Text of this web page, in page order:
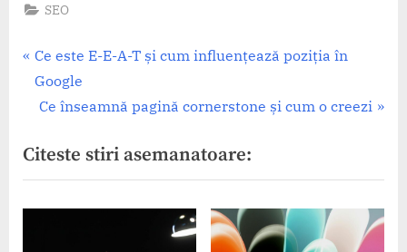
SEO
Navigare
în
P
r
e
i
o
u
Ce este E-E-A-T și cum influențează poziția în
Google
N
x
t
P
Ce înseamnă pagină cornerstone și cum o creezi
Citeste stiri asemanatoare: